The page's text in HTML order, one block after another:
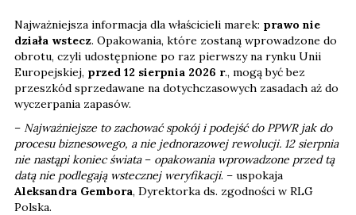
Najważniejsza informacja dla właścicieli marek: prawo nie
działa wstecz. Opakowania, które zostaną wprowadzone do
obrotu, czyli udostępnione po raz pierwszy na rynku Unii
Europejskiej, przed 12 sierpnia 2026 r., mogą być bez
przeszkód sprzedawane na dotychczasowych zasadach aż do
wyczerpania zapasów.
– Najważniejsze to zachować spokój i podejść do PPWR jak do
procesu biznesowego, a nie jednorazowej rewolucji. 12 sierpnia
nie nastąpi koniec świata – opakowania wprowadzone przed tą
datą nie podlegają wstecznej weryfikacji. – uspokaja
Aleksandra Gembora, Dyrektorka ds. zgodności w RLG
Polska.